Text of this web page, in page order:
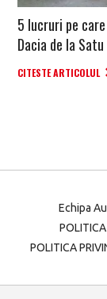
5 lucruri pe
Dacia de la
CITESTE ARTICOLUL
Echipa
POLITICA